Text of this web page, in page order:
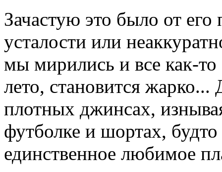
Зачастую это было от
усталости или
мы мирились и все как-
лето, становится
плотных джинсах,
футболке и шортах,
единственное любимое